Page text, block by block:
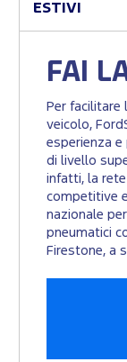
ESTIVI
FAI
Per facilitare
veicolo,
esperienza
di livello
infatti, la
competitive
nazionale
pneumatici
Firestone, a